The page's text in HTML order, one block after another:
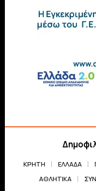
ΚΡΗΤΗ ΕΛΛΆΔΑ
ΑΘΛΗΤΙΚΆ